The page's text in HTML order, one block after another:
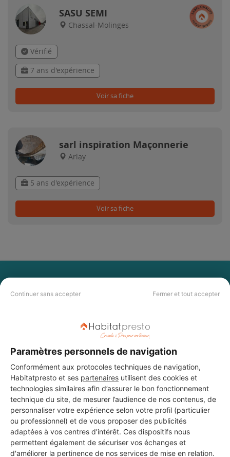
Continuer sans accepter Fermer et tout accepter
Paramètres personnels de navigation
Conformément aux protocoles techniques de navigation,
Habitatpresto et ses partenaires utilisent des cookies et
technologies similaires afin d’assurer le bon fonctionnement
technique du site, de mesurer l’audience de nos contenus, de
personnaliser votre expérience selon votre profil (particulier
ou professionnel) et de vous proposer des publicités
adaptées à vos centres d’intérêt. Ces dispositifs nous
permettent également de sécuriser vos échanges et
d'améliorer la pertinence de nos services de mise en relation.
SASU SEMI
Chassal-Molinges
Vérifié
7 ans d'expérience
Voir sa fiche
sarl inspiration Maçonnerie
Arlay
5 ans d'expérience
Voir sa fiche
PAS LE TEMPS DE
CHERCHER ?
Vous souhaitez réaliser des travaux et ne savez quel professionnel
choisir ? Demandez des devis travauxauprès de notre réseau de 5 000
professionnels partout en France.
DEMANDER UN DEVIS